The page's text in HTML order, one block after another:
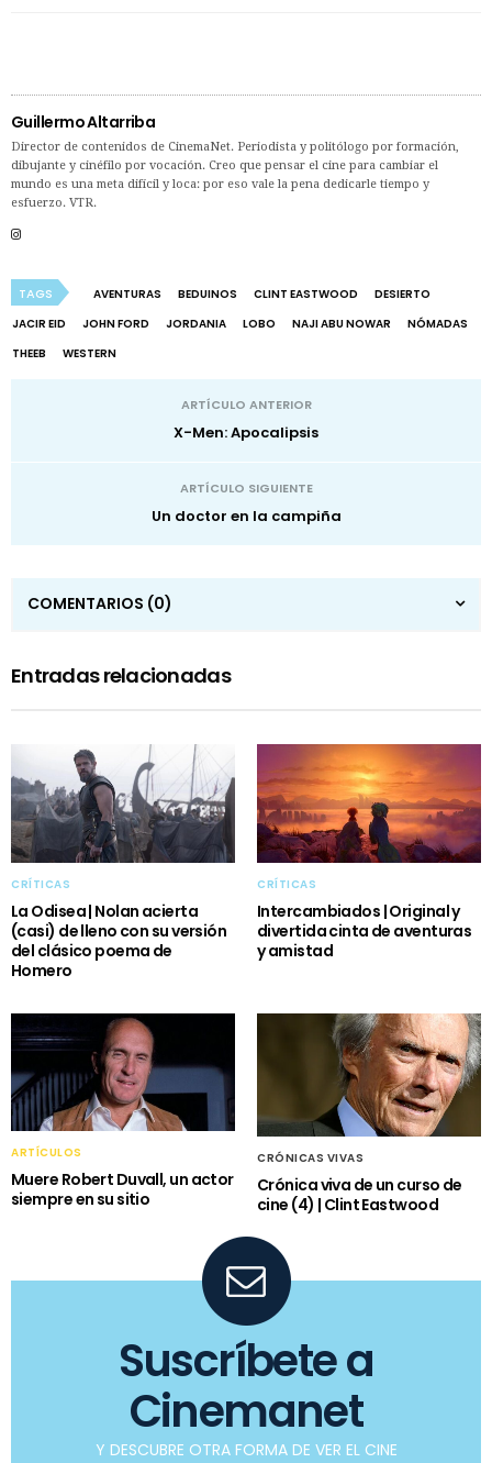
Guillermo Altarriba
Director de contenidos de CinemaNet. Periodista y politólogo por formación,
dibujante y cinéfilo por vocación. Creo que pensar el cine para cambiar el
mundo es una meta difícil y loca: por eso vale la pena dedicarle tiempo y
esfuerzo. VTR.
TAGS AVENTURAS BEDUINOS CLINT EASTWOOD
DESIERTO
JACIR EID
JOHN FORD JORDANIA LOBO NAJI ABU NOWAR
NÓMADAS
THEEB
WESTERN
ARTÍCULO ANTERIOR
X-Men: Apocalipsis
ARTÍCULO SIGUIENTE
Un doctor en la campiña
COMENTARIOS (0)
Entradas relacionadas
CRÍTICAS
La Odisea | Nolan acierta
(casi) de lleno con su versión
del clásico poema de
Homero
CRÍTICAS
Intercambiados | Original y
divertida cinta de aventuras
y amistad
ARTÍCULOS
Muere Robert Duvall, un actor
siempre en su sitio
CRÓNICAS VIVAS
Crónica viva de un curso de
cine (4) | Clint Eastwood
Suscríbete a
Cinemanet
Y DESCUBRE OTRA FORMA DE VER EL CINE